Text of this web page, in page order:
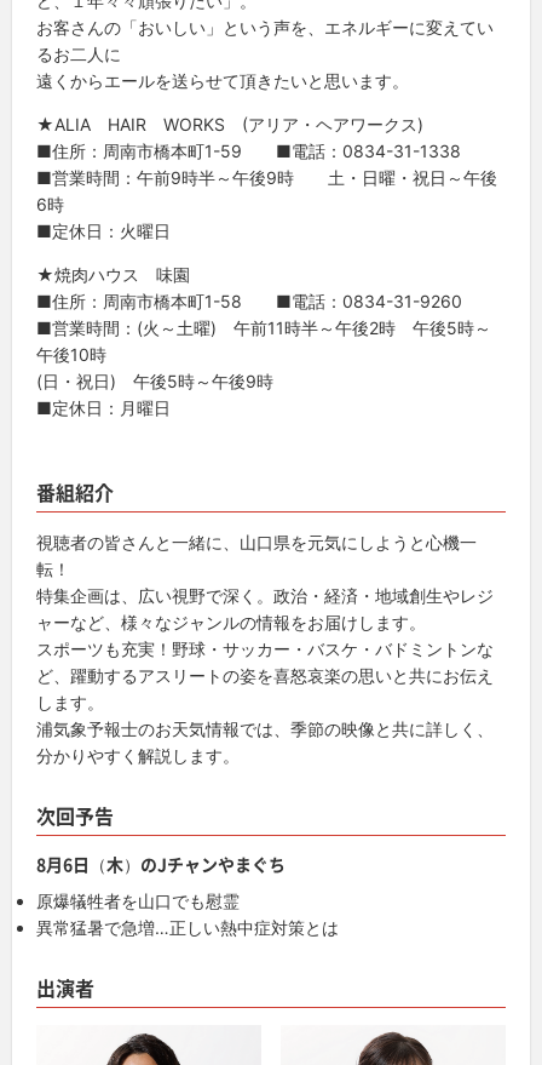
お客さんの「おいしい」という声を、エネルギーに変えてい
るお二人に
遠くからエールを送らせて頂きたいと思います。
★ALIA HAIR WORKS (アリア・ヘアワークス)
■住所：周南市橋本町1-59 ■電話：0834-31-1338
■営業時間：午前9時半～午後9時 土・日曜・祝日～午後
6時
■定休日：火曜日
★焼肉ハウス 味園
■住所：周南市橋本町1-58 ■電話：0834-31-9260
■営業時間：(火～土曜) 午前11時半～午後2時 午後5時～
午後10時
(日・祝日) 午後5時～午後9時
■定休日：月曜日
番組紹介
視聴者の皆さんと一緒に、山口県を元気にしようと心機一
転！
特集企画は、広い視野で深く。政治・経済・地域創生やレジ
ャーなど、様々なジャンルの情報をお届けします。
スポーツも充実！野球・サッカー・バスケ・バドミントンな
ど、躍動するアスリートの姿を喜怒哀楽の思いと共にお伝え
します。
浦気象予報士のお天気情報では、季節の映像と共に詳しく、
分かりやすく解説します。
次回予告
8月6日（木）のJチャンやまぐち
原爆犠牲者を山口でも慰霊
異常猛暑で急増…正しい熱中症対策とは
出演者